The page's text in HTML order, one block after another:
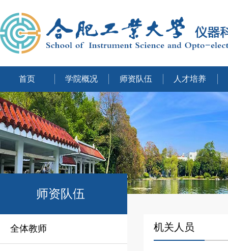
首页 学院概况 师资队伍 人才培养
师资队伍
全体教师 机关人员